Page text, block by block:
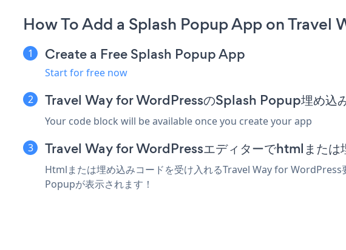
How To Add a Splash Popup App on Travel
Create a Free Splash Popup App
Start for free now
Travel Way for WordPressのSplash Popup埋め込
Your code block will be available once you create your app
Travel Way for WordPressエディターでhtmlまたは
Htmlまたは埋め込みコードを受け入れるTravel Way for
Popupが表示されます！